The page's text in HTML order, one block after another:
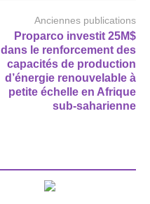
Anciennes publications
Proparco investit 25M$
dans le renforcement des
capacités de production
d’énergie renouvelable à
petite échelle en Afrique
sub-saharienne